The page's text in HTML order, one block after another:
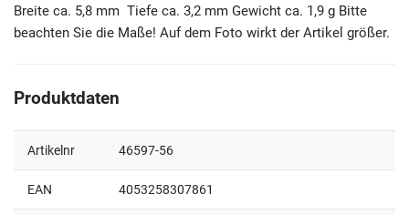
Breite ca. 5,8 mm Tiefe ca. 3,2 mm Gewicht ca. 1,9 g Bitte
beachten Sie die Maße! Auf dem Foto wirkt der Artikel größer.
Produktdaten
Artikelnr 46597-56
EAN 4053258307861